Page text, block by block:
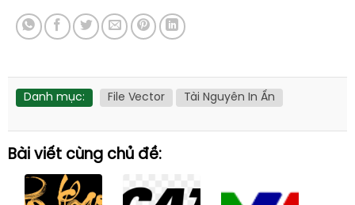
Danh mục: File Vector Tài Nguyên In Ấn
Bài viết cùng chủ đề: